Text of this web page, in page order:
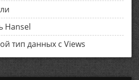
Hansel
тип данных с Views